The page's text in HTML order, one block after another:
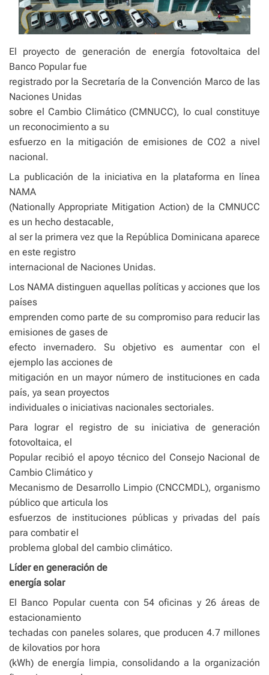
El proyecto de generación de energía fotovoltaica del
Banco Popular fue
registrado por la Secretaría de la Convención Marco de las
Naciones Unidas
sobre el Cambio Climático (CMNUCC), lo cual constituye
un reconocimiento a su
esfuerzo en la mitigación de emisiones de CO2 a nivel
nacional.
La publicación de la iniciativa en la plataforma en línea
NAMA
(Nationally Appropriate Mitigation Action) de la CMNUCC
es un hecho destacable,
al ser la primera vez que la República Dominicana aparece
en este registro
internacional de Naciones Unidas.
Los NAMA distinguen aquellas políticas y acciones que los
países
emprenden como parte de su compromiso para reducir las
emisiones de gases de
efecto invernadero. Su objetivo es aumentar con el
ejemplo las acciones de
mitigación en un mayor número de instituciones en cada
país, ya sean proyectos
individuales o iniciativas nacionales sectoriales.
Para lograr el registro de su iniciativa de generación
fotovoltaica, el
Popular recibió el apoyo técnico del Consejo Nacional de
Cambio Climático y
Mecanismo de Desarrollo Limpio (CNCCMDL), organismo
público que articula los
esfuerzos de instituciones públicas y privadas del país
para combatir el
problema global del cambio climático.
Líder en generación de
energía solar
El Banco Popular cuenta con 54 oficinas y 26 áreas de
estacionamiento
techadas con paneles solares, que producen 4.7 millones
de kilovatios por hora
(kWh) de energía limpia, consolidando a la organización